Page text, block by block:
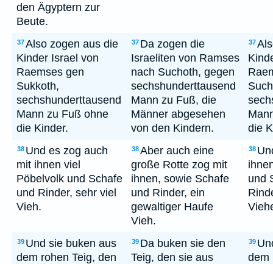
den Ägyptern zur
Beute.
37Also zogen aus die
Kinder Israel von
Raemses gen
Sukkoth,
sechshunderttausend
Mann zu Fuß ohne
die Kinder.
37 Da zogen die
Israeliten von Ramses
nach Suchoth, gegen
sechshunderttausend
Mann zu Fuß, die
Männer abgesehen
von den Kindern.
37
die
38 Und es zog auch
mit ihnen viel
Pöbelvolk und Schafe
und Rinder, sehr viel
Vieh.
38Aber auch eine
große Rotte zog mit
ihnen, sowie Schafe
und Rinder, ein
gewaltiger Haufe
Vieh.
38
und
39 Und sie buken aus
dem rohen Teig, den
39 Da buken sie den
Teig, den sie aus
39
dem